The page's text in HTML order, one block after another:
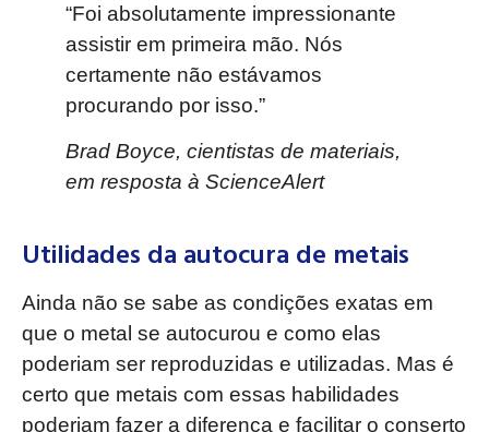
“Foi absolutamente impressionante
assistir em primeira mão. Nós
certamente não estávamos
procurando por isso.”
Brad Boyce, cientistas de materiais,
em resposta à ScienceAlert
Utilidades da autocura de metais
Ainda não se sabe as condições exatas em
que o metal se autocurou e como elas
poderiam ser reproduzidas e utilizadas. Mas é
certo que metais com essas habilidades
poderiam fazer a diferença e facilitar o conserto